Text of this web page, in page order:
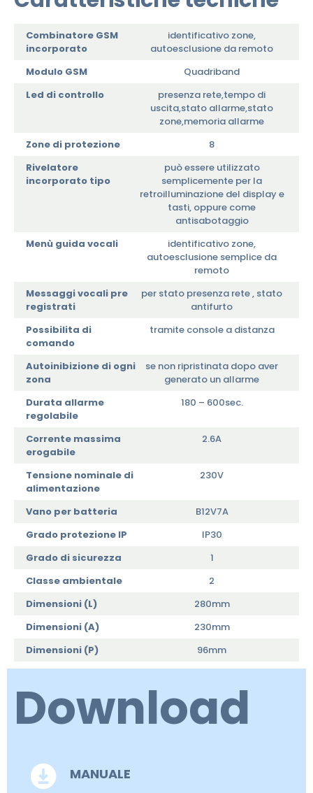
Combinatore GSM
incorporato
identificativo zone,
autoesclusione da remoto
Modulo GSM
Quadriband
Led di controllo
presenza rete,tempo di
uscita,stato allarme,stato
zone,memoria allarme
Zone di protezione
8
Rivelatore
incorporato tipo
può essere utilizzato
semplicemente per la
retroilluminazione del display e
tasti, oppure come
antisabotaggio
Menù guida vocali
identificativo zone,
autoesclusione semplice da
remoto
Messaggi vocali pre
registrati
per stato presenza rete , stato
antifurto
Possibilita di
comando
tramite console a distanza
Autoinibizione di ogni
zona
se non ripristinata dopo aver
generato un allarme
Durata allarme
regolabile
180 – 600sec.
Corrente massima
erogabile
2.6A
Tensione nominale di
alimentazione
230V
Vano per batteria
B12V7A
Grado protezione IP
IP30
Grado di sicurezza
1
Classe ambientale
2
Dimensioni (L)
280mm
Dimensioni (A)
230mm
Dimensioni (P)
96mm
Download
MANUALE